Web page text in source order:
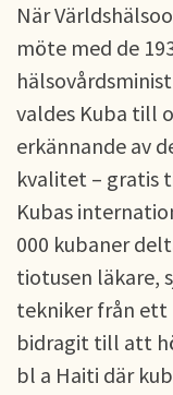
När
möte med de
valdes Kuba till
erkännande av
kvalitet – gratis
Kubas
000 kubaner
tiotusen läkare,
tekniker från ett
bidragit till att
bl a Haiti där